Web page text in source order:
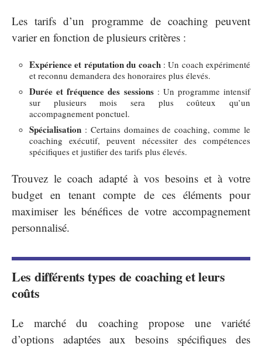
Les tarifs d’un programme de coaching peuvent
varier en fonction de plusieurs critères :
Expérience et réputation du coach: Un coach expérimenté
et reconnu demandera des honoraires plus élevés.
Durée et fréquence des sessions: Un programme intensif
sur plusieurs mois sera plus coûteux qu’un
accompagnement ponctuel.
Spécialisation : Certains domaines de coaching, comme le
coaching exécutif, peuvent nécessiter des compétences
spécifiques et justifier des tarifs plus élevés.
Trouvez le coach adapté à vos besoins et à votre
budget en tenant compte de ces éléments pour
maximiser les bénéfices de votre accompagnement
personnalisé.
Les différents types de coaching et leurs
coûts
Le marché du coaching propose une variété
d’options adaptées aux besoins spécifiques des